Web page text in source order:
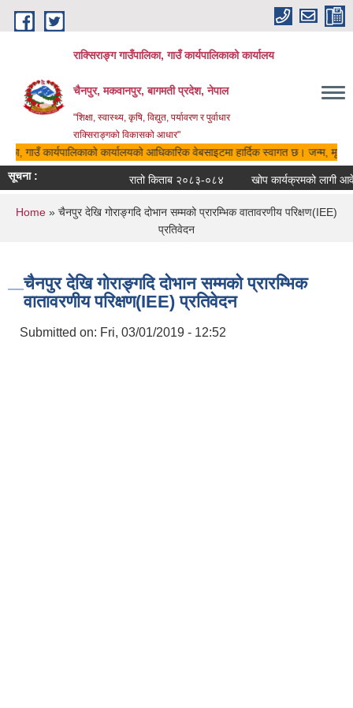
Skip to main content
राक्सिराङ्ग गाउँपालिका, गाउँ कार्यपालिकाको कार्यालय
चैनपुर, मकवानपुर, बागमती प्रदेश, नेपाल
"शिक्षा, स्वास्थ्य, कृषि, विद्युत, पर्यावरण र पुर्वाधार
राक्सिराङ्गको विकासको आधार"
गाउँ कार्यपालिकाको कार्यालयको आधिकारिक वेबसाइटमा हार्दिक स्वागत छ। जन्म,
सूचना :
रातो किताब २०८३-०८४ खोप कार्यक्रमको लागी
You are here
Home » चैनपुर देखि गोराङ्गदि दोभान सम्मको प्रारम्भिक वातावरणीय परिक्षण(IEE)
प्रतिवेदन
चैनपुर देखि गोराङ्गदि दोभान सम्मको प्रारम्भिक
वातावरणीय परिक्षण(IEE) प्रतिवेदन
Submitted on: Fri, 03/01/2019 - 12:52